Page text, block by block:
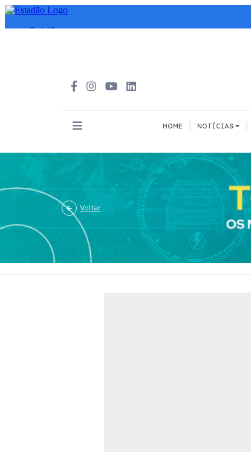
HOME NOTÍCIAS
INOVAÇÃO MEIOS
Todos
Bicicleta
Cargas
Carro
Voltar